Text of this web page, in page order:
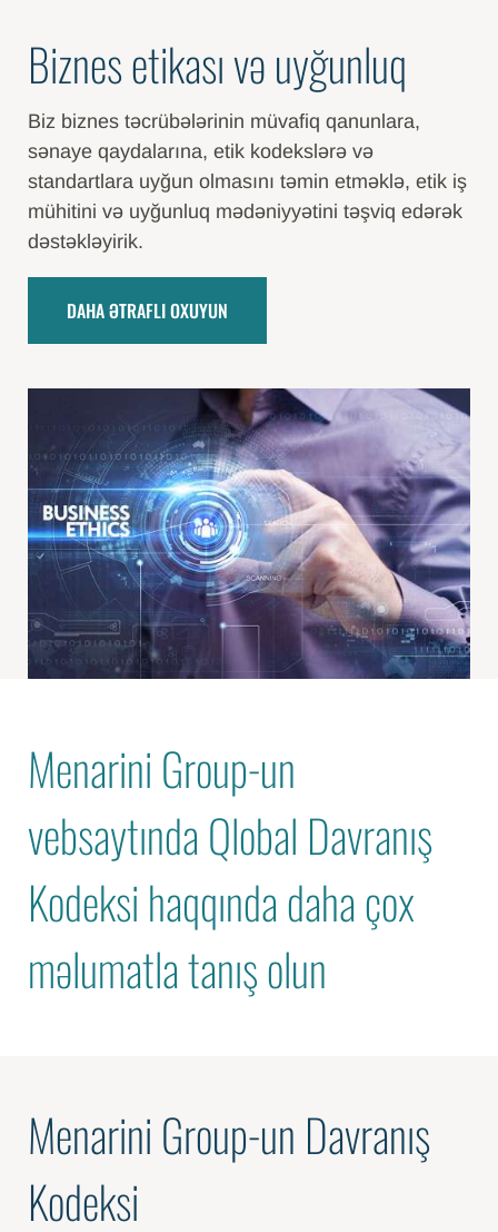
Biznes etikası və uyğunluq
Biz biznes təcrübələrinin müvafiq qanunlara,
sənaye qaydalarına, etik kodekslərə və
standartlara uyğun olmasını təmin etməklə, etik iş
mühitini və uyğunluq mədəniyyətini təşviq edərək
dəstəkləyirik.
DAHA ƏTRAFLI OXUYUN
Menarini Group-un
vebsaytında Qlobal Davranış
Kodeksi haqqında daha çox
məlumatla tanış olun
Menarini Group-un Davranış
Kodeksi